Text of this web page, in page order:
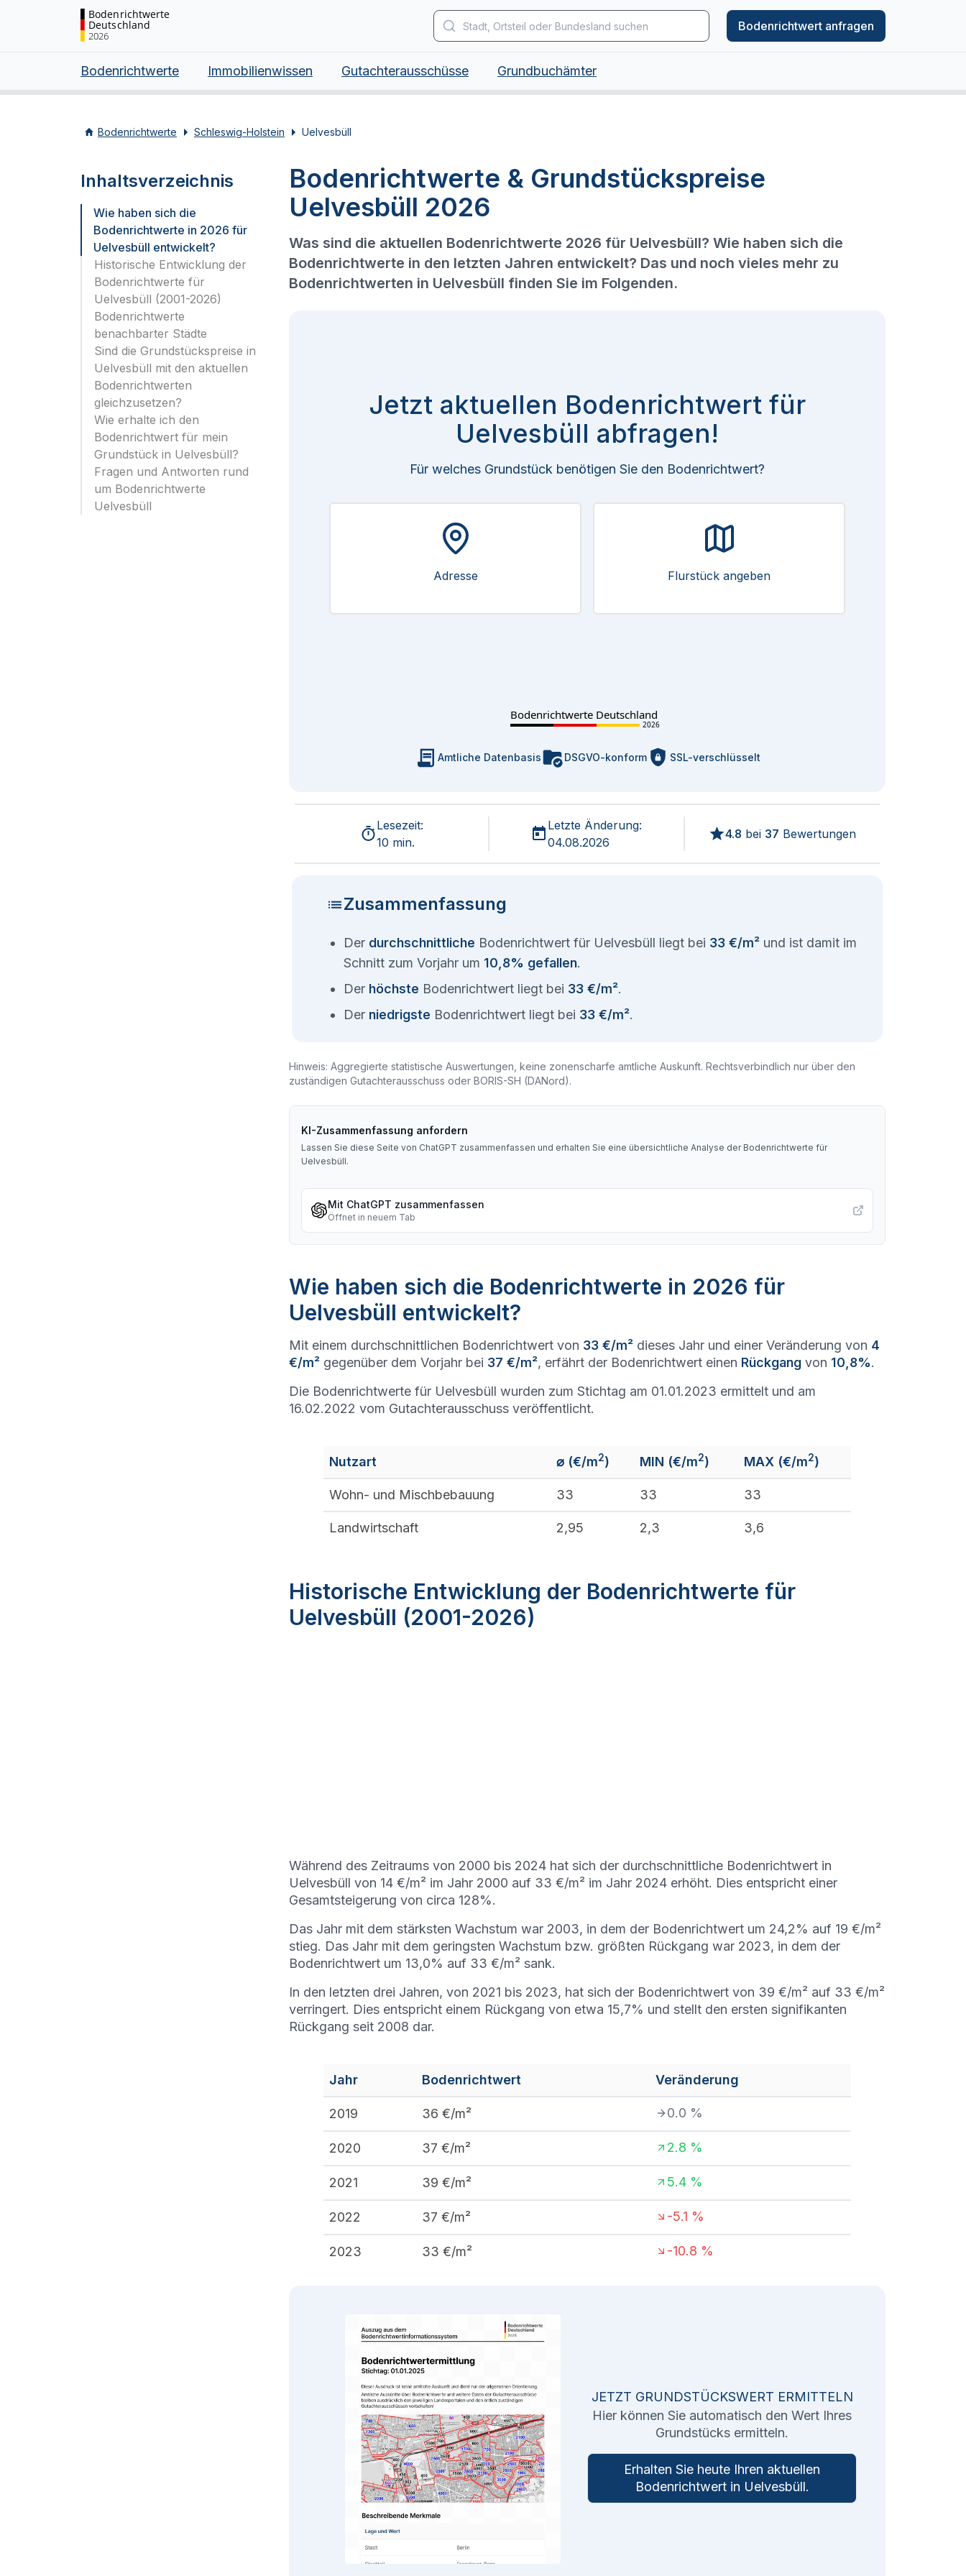
Bodenrichtwerte
Deutschland
2026
Bodenrichtwert anfragen
Bodenrichtwerte Immobilienwissen Gutachterausschüsse Grundbuchämter
Bodenrichtwerte Schleswig-Holstein Uelvesbüll
Inhaltsverzeichnis
Wie haben sich die
Bodenrichtwerte in 2026 für
Uelvesbüll entwickelt?
Historische Entwicklung der
Bodenrichtwerte für
Uelvesbüll (2001-2026)
Bodenrichtwerte
benachbarter Städte
Sind die Grundstückspreise in
Uelvesbüll mit den aktuellen
Bodenrichtwerten
gleichzusetzen?
Wie erhalte ich den
Bodenrichtwert für mein
Grundstück in Uelvesbüll?
Fragen und Antworten rund
um Bodenrichtwerte
Uelvesbüll
Bodenrichtwerte & Grundstückspreise
Uelvesbüll 2026
Was sind die aktuellen Bodenrichtwerte 2026 für Uelvesbüll? Wie haben sich die
Bodenrichtwerte in den letzten Jahren entwickelt? Das und noch vieles mehr zu
Bodenrichtwerten in Uelvesbüll finden Sie im Folgenden.
Jetzt aktuellen Bodenrichtwert für
Uelvesbüll abfragen!
Für welches Grundstück benötigen Sie den Bodenrichtwert?
Adresse Flurstück angeben
Bodenrichtwerte Deutschland
2026
Amtliche Datenbasis DSGVO-konform SSL-verschlüsselt
Lesezeit:
10 min.
Letzte Änderung:
04.08.2026
4.8 bei 37 Bewertungen
Zusammenfassung
Der durchschnittliche Bodenrichtwert für Uelvesbüll liegt bei 33 €/m² und ist damit im
Schnitt zum Vorjahr um 10,8% gefallen.
Der höchste Bodenrichtwert liegt bei 33 €/m².
Der niedrigste Bodenrichtwert liegt bei 33 €/m².
Hinweis: Aggregierte statistische Auswertungen, keine zonenscharfe amtliche Auskunft. Rechtsverbindlich nur über den
zuständigen Gutachterausschuss oder BORIS-SH (DANord).
KI-Zusammenfassung anfordern
Lassen Sie diese Seite von ChatGPT zusammenfassen und erhalten Sie eine übersichtliche Analyse der Bodenrichtwerte für
Uelvesbüll.
Mit ChatGPT zusammenfassen
Öffnet in neuem Tab
Wie haben sich die Bodenrichtwerte in 2026 für
Uelvesbüll entwickelt?
Mit einem durchschnittlichen Bodenrichtwert von 33 €/m² dieses Jahr und einer Veränderung von 4
€/m² gegenüber dem Vorjahr bei 37 €/m², erfährt der Bodenrichtwert einen Rückgang von 10,8%.
Die Bodenrichtwerte für Uelvesbüll wurden zum Stichtag am 01.01.2023 ermittelt und am
16.02.2022 vom Gutachterausschuss veröffentlicht.
Nutzart ⌀ (€/m2) MIN (€/m2) MAX (€/m2)
Wohn- und Mischbebauung 33 33 33
Landwirtschaft 2,95 2,3 3,6
Historische Entwicklung der Bodenrichtwerte für
Uelvesbüll (2001-2026)
Während des Zeitraums von 2000 bis 2024 hat sich der durchschnittliche Bodenrichtwert in
Uelvesbüll von 14 €/m² im Jahr 2000 auf 33 €/m² im Jahr 2024 erhöht. Dies entspricht einer
Gesamtsteigerung von circa 128%.
Das Jahr mit dem stärksten Wachstum war 2003, in dem der Bodenrichtwert um 24,2% auf 19 €/m²
stieg. Das Jahr mit dem geringsten Wachstum bzw. größten Rückgang war 2023, in dem der
Bodenrichtwert um 13,0% auf 33 €/m² sank.
In den letzten drei Jahren, von 2021 bis 2023, hat sich der Bodenrichtwert von 39 €/m² auf 33 €/m²
verringert. Dies entspricht einem Rückgang von etwa 15,7% und stellt den ersten signifikanten
Rückgang seit 2008 dar.
Jahr Bodenrichtwert Veränderung
2019 36 €/m² 0.0 %
2020 37 €/m² 2.8 %
2021 39 €/m² 5.4 %
2022 37 €/m² -5.1 %
2023 33 €/m² -10.8 %
JETZT GRUNDSTÜCKSWERT ERMITTELN
Hier können Sie automatisch den Wert Ihres
Grundstücks ermitteln.
Erhalten Sie heute Ihren aktuellen
Bodenrichtwert in Uelvesbüll.